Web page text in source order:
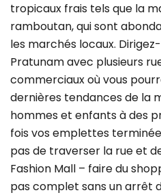
tropicaux frais tels que la
ramboutan, qui sont
les marchés locaux.
Pratunam avec plusieurs
commerciaux où vous
dernières tendances de la
hommes et enfants à des
fois vos emplettes
pas de traverser la rue et
Fashion Mall – faire du
pas complet sans un arrêt